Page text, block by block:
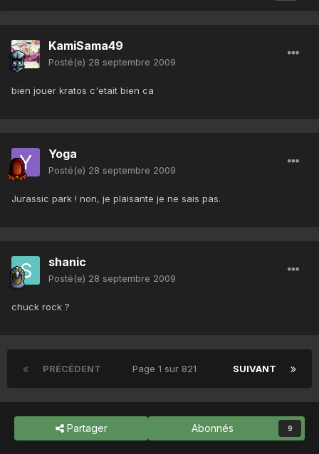
KamiSama49
Posté(e) 28 septembre 2009
bien jouer kratos c'etait bien ca
Yoga
Posté(e) 28 septembre 2009
Jurassic park ! non, je plaisante je ne sais pas.
shanic
Posté(e) 28 septembre 2009
chuck rock ?
PRÉCÉDENT SUIVANT
Page 1 sur 821
Partager Abonnés 9